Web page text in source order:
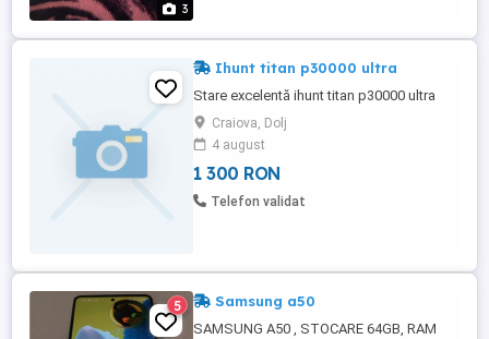
3
Ihunt titan p30000 ultra
Stare excelentă ihunt titan p30000 ultra
Craiova, Dolj
4 august
1 300 RON
Telefon validat
5 Samsung a50
SAMSUNG A50 , STOCARE 64GB, RAM